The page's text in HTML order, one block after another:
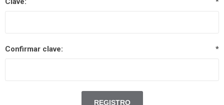
Confirmar clave: *